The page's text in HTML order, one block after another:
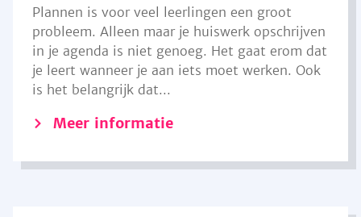
Plannen is voor veel leerlingen een groot
probleem. Alleen maar je huiswerk opschrijven
in je agenda is niet genoeg. Het gaat erom dat
je leert wanneer je aan iets moet werken. Ook
is het belangrijk dat...
Meer informatie